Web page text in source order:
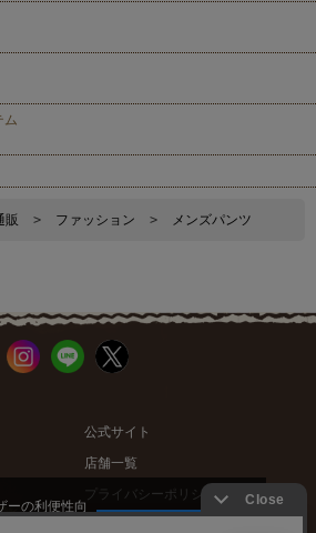
ム
販 > ファッション > メンズパンツ
公式サイト
店舗一覧
プライバシーポリシー
ーの利便性向